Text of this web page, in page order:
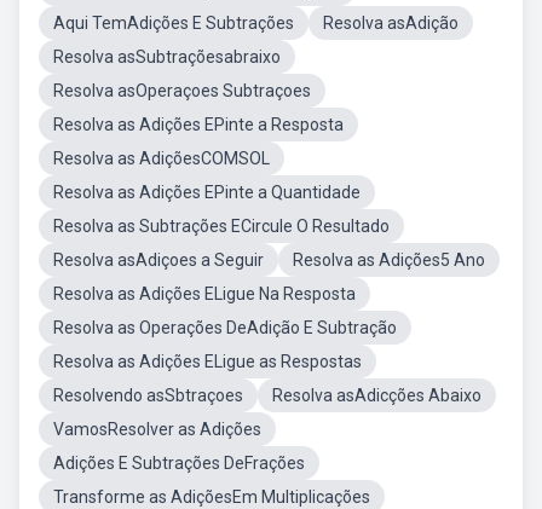
Aqui TemAdições E Subtrações
Resolva asAdição
Resolva asSubtraçõesabraixo
Resolva asOperaçoes Subtraçoes
Resolva as Adições EPinte a Resposta
Resolva as AdiçõesCOMSOL
Resolva as Adições EPinte a Quantidade
Resolva as Subtrações ECircule O Resultado
Resolva asAdiçoes a Seguir
Resolva as Adições5 Ano
Resolva as Adições ELigue Na Resposta
Resolva as Operações DeAdição E Subtração
Resolva as Adições ELigue as Respostas
Resolvendo asSbtraçoes
Resolva asAdicções Abaixo
VamosResolver as Adições
Adições E Subtrações DeFrações
Transforme as AdiçõesEm Multiplicações